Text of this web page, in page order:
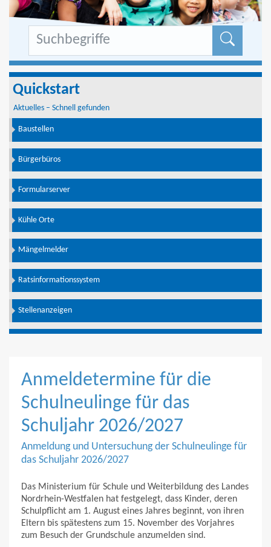
Quickstart
Aktuelles – Schnell gefunden
Baustellen
Bürgerbüros
Formularserver
Kühle Orte
Mängelmelder
Ratsinformationssystem
Stellenanzeigen
Anmeldetermine für die
Schulneulinge für das
Schuljahr 2026/2027
Anmeldung und Untersuchung der Schulneulinge für
das Schuljahr 2026/2027
Das Ministerium für Schule und Weiterbildung des Landes
Nordrhein-Westfalen hat festgelegt, dass Kinder, deren
Schulpflicht am 1. August eines Jahres beginnt, von ihren
Eltern bis spätestens zum 15. November des Vorjahres
zum Besuch der Grundschule anzumelden sind.